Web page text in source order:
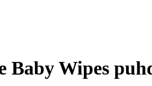
Baby Wipes